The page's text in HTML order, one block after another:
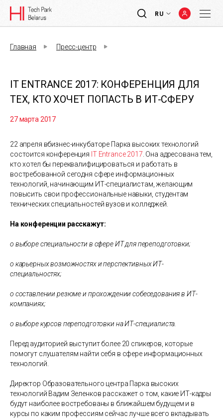
RU
Главная Пресс-центр
IT ENTRANCE 2017: КОНФЕРЕНЦИЯ ДЛЯ
ТЕХ, КТО ХОЧЕТ ПОПАСТЬ В ИТ-СФЕРУ
27 марта 2017
22 апреля вбизнес-инкубаторе Парка высоких технологий
состоится конференция IT Entrance 2017 . Она адресована тем,
кто хотел бы переквалифицироваться и работать в
востребованной сегодня сфере информационных
технологий, начинающим ИТ-специалистам, желающим
повысить свои профессиональные навыки, студентам
технических специальностей вузов и колледжей.
На конференции расскажут:
о выборе специальности в сфере ИТ для переподготовки;
о карьерных возможностях и перспективных ИТ-
специальностях;
о составлении резюме и прохождении собеседования в ИТ-
компаниях;
о выборе курсов переподготовки на ИТ-специалиста.
Перед аудиторией выступит более 20 спикеров, которые
помогут слушателям найти себя в сфере информационных
технологий.
Директор Образовательного центра Парка высоких
технологий Вадим Зеленков расскажет о том, какие ИТ-кадры
будут наиболее востребованы в ближайшем будущем и в
курсы по каким профессиям сейчас лучше всего вкладывать